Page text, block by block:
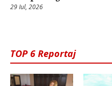
29 Iul, 2026
TOP 6 Reportaj